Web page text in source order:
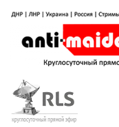
содержимому
на Украине
гражданской войне на
ЛНР и других регионах.